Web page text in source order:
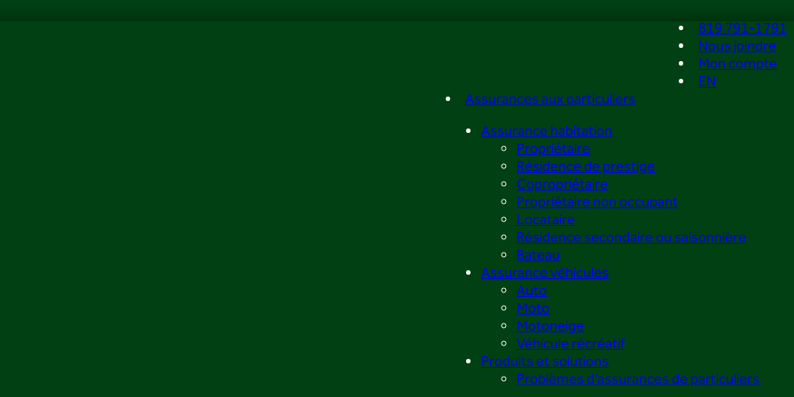
819 791-1791
Nous joindre
Mon compte
EN
Assurances aux particuliers
Assurance habitation
Propriétaire
Résidence de prestige
Copropriétaire
Propriétaire non occupant
Locataire
Résidence secondaire ou saisonnière
Bateau
Assurance véhicules
Auto
Moto
Motoneige
Véhicule récréatif
Produits et solutions
Problèmes d’assurances de particuliers